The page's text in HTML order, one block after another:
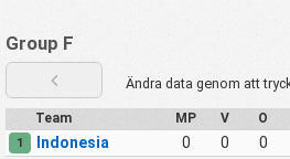
Group F
Ändra data genom att
Team MP V O
1 Indonesia 0 0 0